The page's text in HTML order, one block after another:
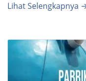
Lihat Selengkapnya